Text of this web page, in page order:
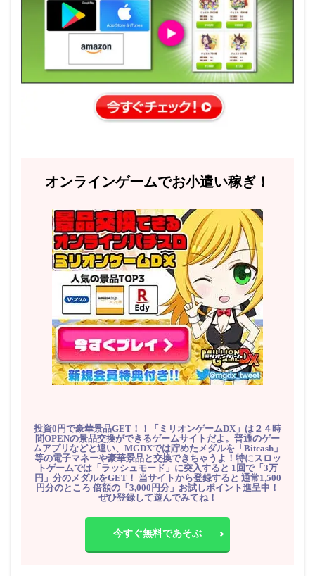
オンラインゲームでお小遣い稼ぎ！
投資0円で豪華景品GET！！「ミリオンゲームDX」は２４時
間OPENの景品交換ができるゲームサイトだよ。普通のゲー
ムアプリなどと違い、MGDXでは貯めたメダルを「Bitcash」
等の電子マネーや豪華景品と交換できちゃうよ！特にスロッ
トゲームでは「ラッシュモード」に突入すると 1回で「3万
円」分のメダルをGET！ 当サイトから登録すると 通常1,500
円分のところ 倍額の「3,000円分」お試しポイント進呈中！
ぜひ登録して遊んでみてね！
今すぐ無料であそぶ